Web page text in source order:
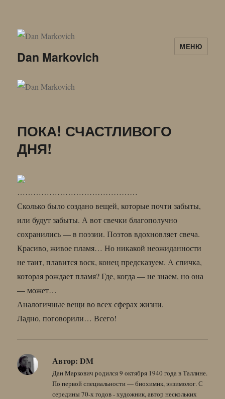
Dan Markovich
МЕНЮ
ПОКА! СЧАСТЛИВОГО
ДНЯ!
………………………………………
Сколько было создано вещей, которые почти забыты,
или будут забыты. А вот свечки благополучно
сохранились — в поэзии. Поэтов вдохновляет свеча.
Красиво, живое пламя… Но никакой неожиданности
не таит, плавится воск, конец предсказуем. А спичка,
которая рождает пламя? Где, когда — не знаем, но она
— может…
Аналогичные вещи во всех сферах жизни.
Ладно, поговорили… Всего!
Автор: DM
Дан Маркович родился 9 октября 1940 года в Таллине.
По первой специальности — биохимик, энзимолог. С
середины 70-х годов - художник, автор нескольких